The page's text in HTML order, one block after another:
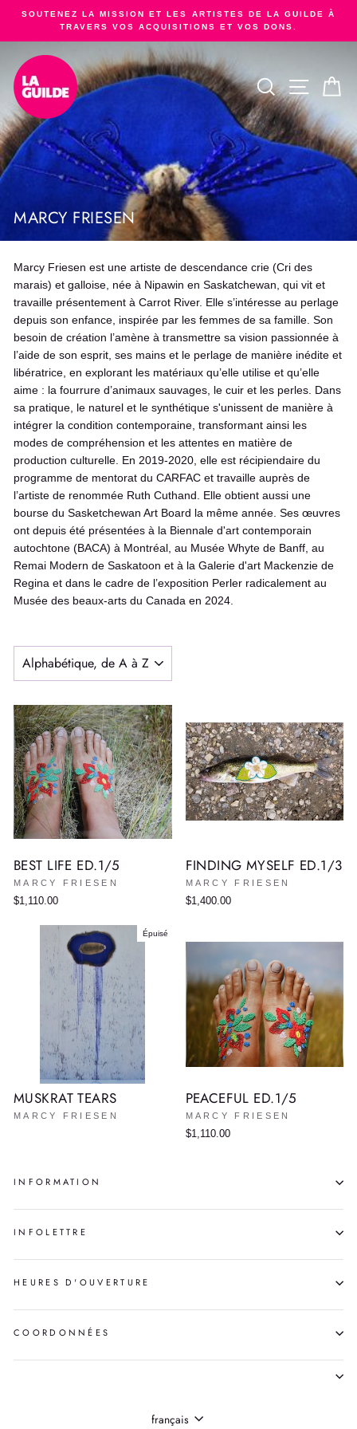
Passer
contenu
Pause
SOUTENEZ LA MISSION ET LES ARTISTES DE LA GUILDE À
TRAVERS VOS ACQUISITIONS ET VOS DONS.
RECHERCHER
MARCY FRIESEN
Marcy Friesen est une artiste de descendance crie (Cri des
marais) et galloise, née à Nipawin en Saskatchewan, qui vit et
travaille présentement à Carrot River. Elle s’intéresse au perlage
depuis son enfance, inspirée par les femmes de sa famille. Son
besoin de création l’amène à transmettre sa vision passionnée à
l’aide de son esprit, ses mains et le perlage de manière inédite et
libératrice, en explorant les matériaux qu’elle utilise et qu’elle
aime : la fourrure d’animaux sauvages, le cuir et les perles. Dans
sa pratique, le naturel et le synthétique s'unissent de manière à
intégrer la condition contemporaine, transformant ainsi les
modes de compréhension et les attentes en matière de
production culturelle. En 2019-2020, elle est récipiendaire du
programme de mentorat du CARFAC et travaille auprès de
l’artiste de renommée Ruth Cuthand. Elle obtient aussi une
bourse du Sasketchewan Art Board la même année. Ses œuvres
ont depuis été présentées à la Biennale d'art contemporain
autochtone (BACA) à Montréal, au Musée Whyte de Banff, au
Remai Modern de Saskatoon et à la Galerie d'art Mackenzie de
Regina et dans le cadre de l’exposition Perler radicalement au
Musée des beaux-arts du Canada en 2024.
BEST LIFE ED.1/5
MARCY FRIESEN
$1,110.00
FINDING MYSELF ED.1/3
MARCY FRIESEN
$1,400.00
Épuisé
MUSKRAT TEARS
MARCY FRIESEN
PEACEFUL ED.1/5
MARCY FRIESEN
$1,110.00
INFORMATION
INFOLETTRE
HEURES D'OUVERTURE
COORDONNÉES
LANGUE
français